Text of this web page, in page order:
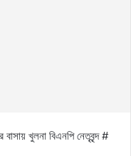
খুলনা বিএনপি নেতৃবৃন্দ #